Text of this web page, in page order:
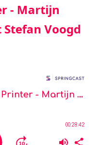
- Martijn
Voogd